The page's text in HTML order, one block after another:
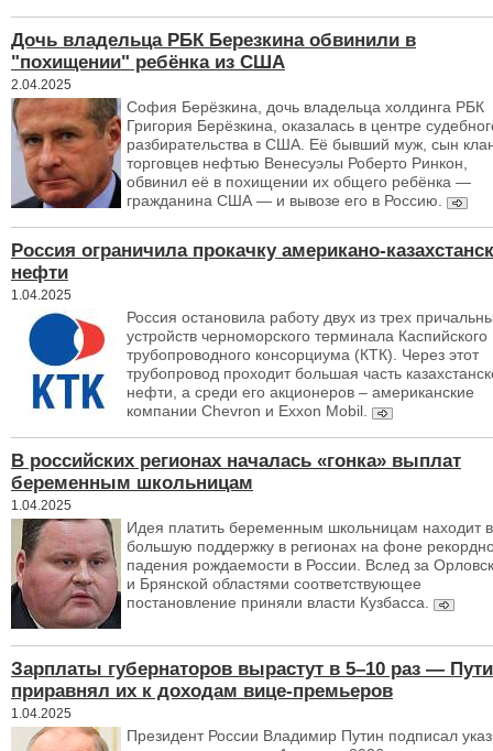
Дочь владельца РБК Березкина обвинили в
"похищении" ребёнка из США
2.04.2025
София Берёзкина, дочь владельца холдинга РБК
Григория Берёзкина, оказалась в центре
разбирательства в США. Её бывший муж, сын
торговцев нефтью Венесуэлы Роберто Ринкон,
обвинил её в похищении их общего ребёнка —
гражданина США — и вывозе его в Россию.
Россия ограничила прокачку американо-
нефти
1.04.2025
Россия остановила работу двух из трех
устройств черноморского терминала Каспийского
трубопроводного консорциума (КТК). Через этот
трубопровод проходит большая часть
нефти, а среди его акционеров – американские
компании Chevron и Exxon Mobil.
В российских регионах началась «гонка» выплат
беременным школьницам
1.04.2025
Идея платить беременным школьницам находит
большую поддержку в регионах на фоне
падения рождаемости в России. Вслед за
и Брянской областями соответствующее
постановление приняли власти Кузбасса.
Зарплаты губернаторов вырастут в 5–10 раз —
приравнял их к доходам вице-премьеров
1.04.2025
Президент России Владимир Путин подписал